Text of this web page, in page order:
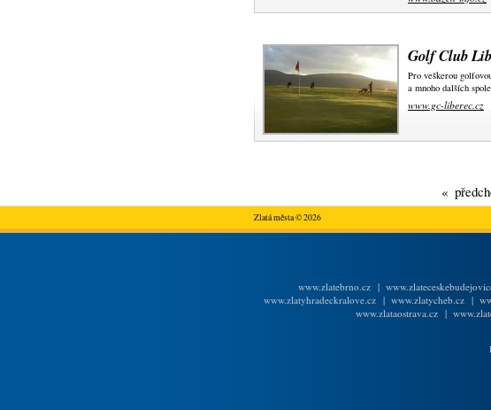
Golf Club
Pro veškerou
a mnoho dalších
www.gc-liberec.cz
«
Zlatá města © 2026
www.zlatebrno.cz |
www.zlatyhradeckralove.cz| www.zlatycheb.cz|
www.zlataostrava.cz|